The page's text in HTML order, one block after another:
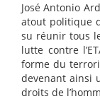
José Antonio
atout politique
su réunir tous
lutte contre
forme du
devenant ainsi
droits de